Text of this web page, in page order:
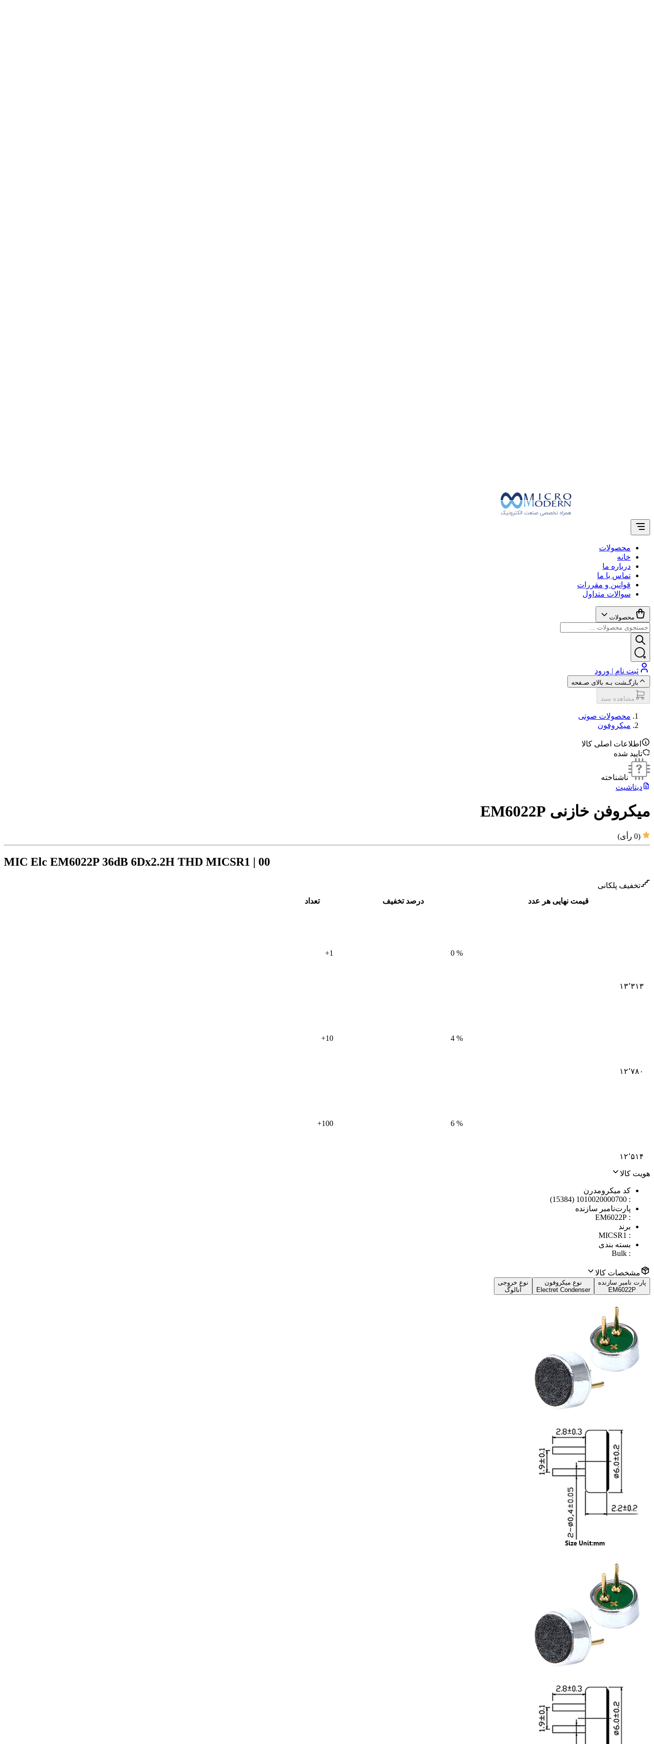
محصولات
خانه
درباره ما
تماس با ما
قوانین و مقررات
سوالات متداول
محصولات
ثبت نام | ورود
بازگـشت بـه بالای صـفحه
مشاهده سبد
محصولات صوتی
میکروفون
اطلاعات اصلی کالا
تایید شده
ناشناخته
دیتاشیت
میکروفن خازنی EM6022P
(
0 رأی)
MIC Elc EM6022P 36dB 6Dx2.2H THD MICSR1 | 00
تخفیف پلکانی
قیمت نهایی هر عدد
درصد تخفیف تعداد
۱۳٬۳۱۳
%
0
1
+
۱۲٬۷۸۰
%
4
10
+
۱۲٬۵۱۴
%
6
100
+
هویت کالا
کد میکرومدرن
:
1010020000700 (15384)
پارت‌نامبر سازنده
:
EM6022P
برند
:
MICSR1
بسته بندی
:
Bulk
مشخصات کالا
پارت نامبر سازنده
EM6022P
نوع میکروفون
Electret Condenser
نوع خروجی
آنالوگ